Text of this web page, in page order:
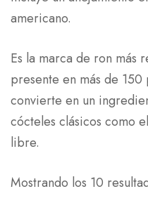
americano.
Es la marca de ron más
presente en más de
convierte en un
cócteles clásicos como
libre.
Mostrando los 10